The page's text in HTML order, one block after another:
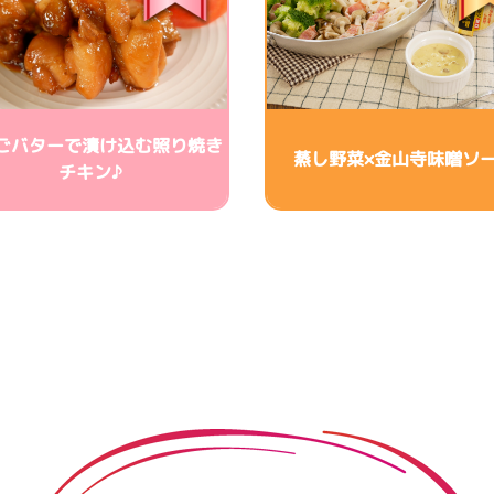
バターで漬け込む照り焼き
チキン♪
蒸し野菜×金山寺味噌ソ